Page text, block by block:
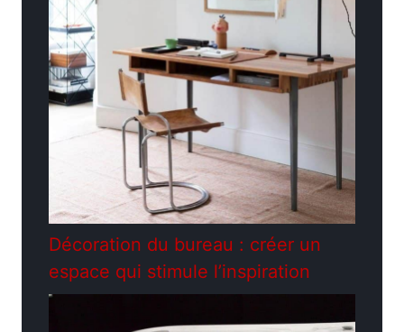
Décoration du bureau : créer un
espace qui stimule l’inspiration